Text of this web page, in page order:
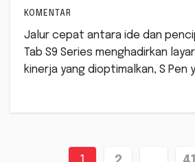
KOMENTAR
Jalur cepat antara ide dan
Tab S9 Series menghadirkan
kinerja yang dioptimalkan, S Pen